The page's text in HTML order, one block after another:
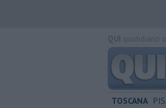
TOSCANA